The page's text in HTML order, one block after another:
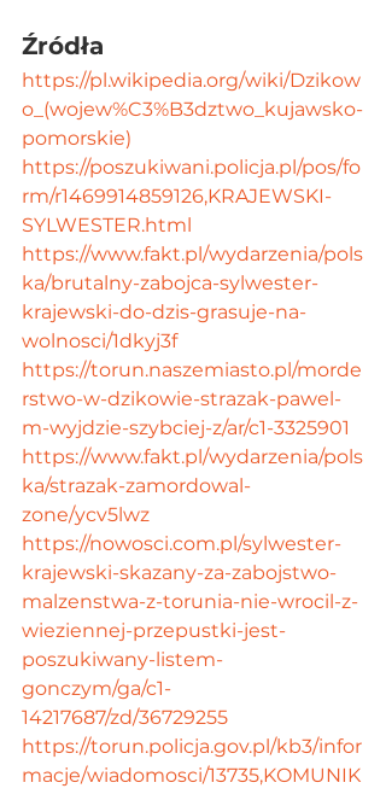
Źródła
https://pl.wikipedia.org/wiki/Dzikow
o_(wojew%C3%B3dztwo_kujawsko-
pomorskie)
https://poszukiwani.policja.pl/pos/fo
rm/r1469914859126,KRAJEWSKI-
SYLWESTER.html
https://www.fakt.pl/wydarzenia/pols
ka/brutalny-zabojca-sylwester-
krajewski-do-dzis-grasuje-na-
wolnosci/1dkyj3f
https://torun.naszemiasto.pl/morde
rstwo-w-dzikowie-strazak-pawel-
m-wyjdzie-szybciej-z/ar/c1-3325901
https://www.fakt.pl/wydarzenia/pols
ka/strazak-zamordowal-
zone/ycv5lwz
https://nowosci.com.pl/sylwester-
krajewski-skazany-za-zabojstwo-
malzenstwa-z-torunia-nie-wrocil-z-
wieziennej-przepustki-jest-
poszukiwany-listem-
gonczym/ga/c1-
14217687/zd/36729255
https://torun.policja.gov.pl/kb3/infor
macje/wiadomosci/13735,KOMUNIK